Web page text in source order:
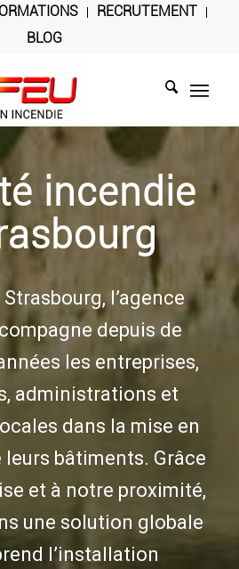
RECRUTEMENT
BLOG
incendie
l’agence
depuis de
les entreprises,
administrations et
dans la mise en
bâtiments. Grâce
et à notre proximité,
une solution globale
l’installation